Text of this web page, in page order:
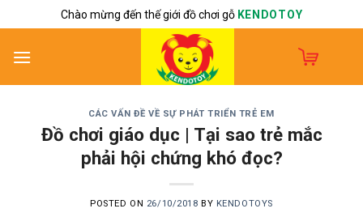
to
content
Chào mừng đến thế giới đồ chơi gỗ KENDOTOY
CÁC VẤN ĐỀ VỀ SỰ PHÁT TRIỂN TRẺ EM
Đồ chơi giáo dục | Tại sao trẻ mắc
phải hội chứng khó đọc?
POSTED ON 26/10/2018 BY KENDOTOYS